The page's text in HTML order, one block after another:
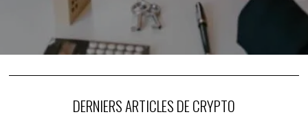
DERNIERS ARTICLES DE CRYPTO